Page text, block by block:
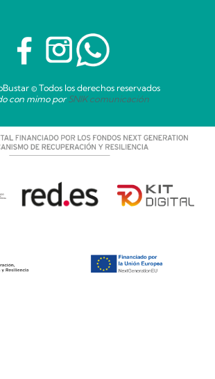
© Todos los derechos reservados
con mimo porSNIK comunicación